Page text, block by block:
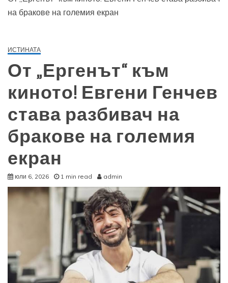
на бракове на големия екран
ИСТИНАТА
От „Ергенът“ към
киното! Евгени Генчев
става разбивач на
бракове на големия
екран
юли 6, 2026 1 min read admin